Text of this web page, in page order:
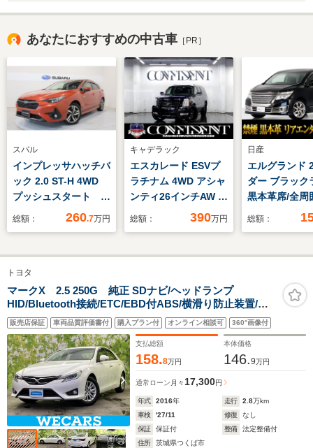
あなたにおすすめの中古車 ［PR］
スバル
インプレッサハッチバ
ック 2.0 ST-H 4WD
プッシュスタート パ
総額： 260.7万円
キャデラック
エスカレード ESVプ
ラチナム 4WD アシャ
ンティ26インチAW 社
外可変バルブマフラー
カンターラ張替 リア
リップダウンモニター
シートヒーター&クー
ラー
総額： 390万円
日産
エルグランド
ダー ブラック
黒本革席/全周
ラ/19インチ
ーバックド
ーシート/シー
リ/シートヒー
ー/LEDヘッド
フルセグTV
総額：
トヨタ
マークX 2.5 250G 純正 SDナビ/ヘッドランプ
HID/Bluetooth接続/ETC/EBD付ABS/横滑り防止装置/バ
ックモニター/フルセグTV/エアバッグ 運転席/エアバッグ
助手席
販売店保証 車両品質評価書付 購入プラン付 オンライン相談可 360°画像付
支払総額
158.8万円
本体価格
146.9万円
通常ローン 月々 17,300円
年式 2016年 走行 2.8万km
車検
'27/11 修復
なし
保証
保証付 整備
法定整備付
住所
茨城県つくば市